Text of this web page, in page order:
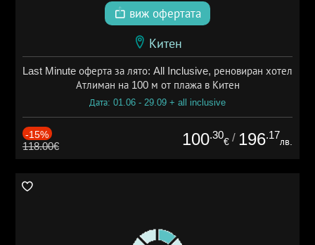
виж офертата
Китен
Last Minute оферта за лято: All Inclusive, реновиран хотел
Атлиман на 100 м от плажа в Китен
Дата: 01.06 - 29.09 + all inclusive
-15%
118.00€ 100.30
€ / 196.17
лв.